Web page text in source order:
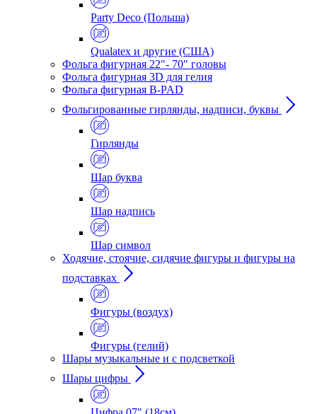
Party Deco (Польша)
Qualatex и другие (США)
Фольга фигурная 22"- 70" головы
Фольга фигурная 3D для гелия
Фольга фигурная B-PAD
Фольгированные гирлянды, надписи, буквы
Гирлянды
Шар буква
Шар надпись
Шар символ
Ходячие, стоячие, сидячие фигуры и фигуры на
подставках
Фигуры (воздух)
Фигуры (гелий)
Шары музыкальные и с подсветкой
Шары цифры